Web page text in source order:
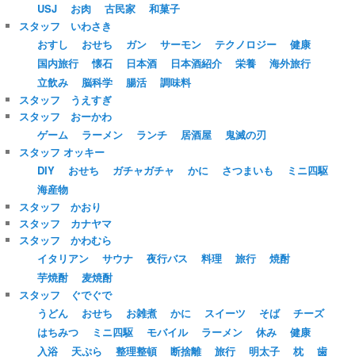
USJ
お肉 古民家
和菓子
スタッフ いわさき
おすし
おせち ガン サーモン テクノロジー
健康
国内旅行
懐石 日本酒 日本酒紹介 栄養
海外旅行
立飲み
脳科学 腸活
調味料
スタッフ うえすぎ
スタッフ おーかわ
ゲーム
ラーメン ランチ 居酒屋
鬼滅の刃
スタッフ オッキー
DIY
おせち ガチャガチャ かに さつまいも
ミニ四駆
海産物
スタッフ かおり
スタッフ カナヤマ
スタッフ かわむら
イタリアン
サウナ 夜行バス 料理 旅行
焼酎
芋焼酎
麦焼酎
スタッフ ぐでぐで
うどん
おせち お雑煮 かに スイーツ そば
チーズ
はちみつ
ミニ四駆 モバイル ラーメン 休み
健康
入浴
天ぷら 整理整頓 断捨離 旅行 明太子 枕
歯